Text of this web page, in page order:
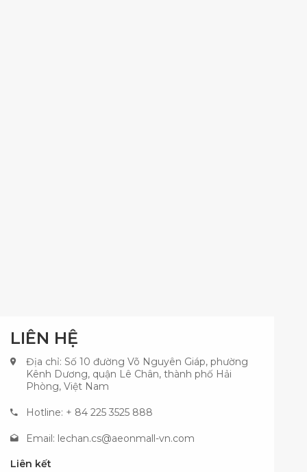
LIÊN HỆ
Địa chỉ: Số 10 đường Võ Nguyên Giáp, phường
Kênh Dương, quận Lê Chân, thành phố Hải
Phòng, Việt Nam
Hotline: + 84 225 3525 888
Email: lechan.cs@aeonmall-vn.com
Liên kết